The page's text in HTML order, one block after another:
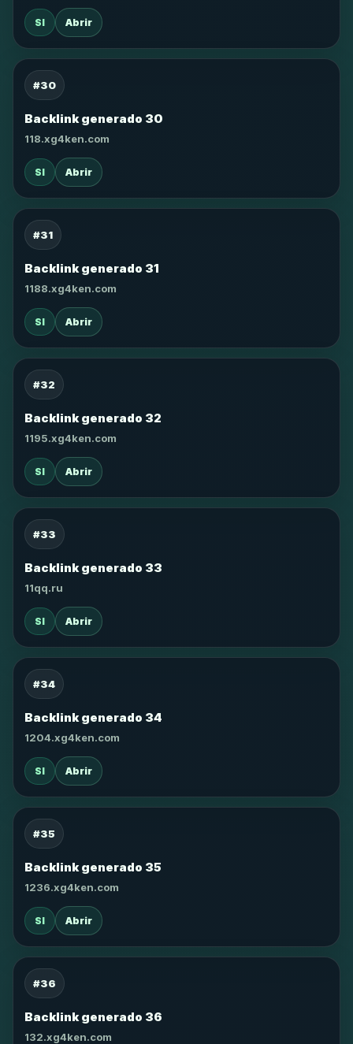
SI Abrir
#30
Backlink generado 30
118.xg4ken.com
SI Abrir
#31
Backlink generado 31
1188.xg4ken.com
SI Abrir
#32
Backlink generado 32
1195.xg4ken.com
SI Abrir
#33
Backlink generado 33
11qq.ru
SI Abrir
#34
Backlink generado 34
1204.xg4ken.com
SI Abrir
#35
Backlink generado 35
1236.xg4ken.com
SI Abrir
#36
Backlink generado 36
132.xg4ken.com